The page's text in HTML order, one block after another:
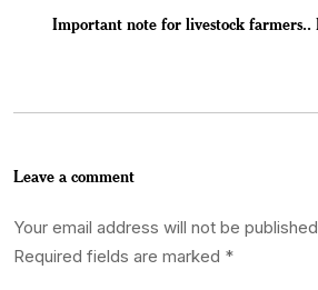
Important note for livestock
Leave a comment
Your email address will not be
Required fields are marked *